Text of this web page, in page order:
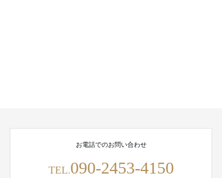
お電話でのお問い合わせ
TEL.090-2453-4150